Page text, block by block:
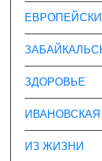
ЗДОРОВЬЕ
ИЗ ЖИЗНИ